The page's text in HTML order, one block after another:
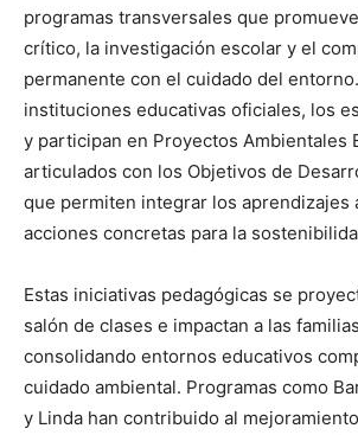
programas transversales que
crítico, la investigación escolar y el
permanente con el cuidado del
instituciones educativas oficiales, los
y participan en Proyectos Ambientales
articulados con los Objetivos de
que permiten integrar los aprendizajes
acciones concretas para la
Estas iniciativas pedagógicas se
salón de clases e impactan a las
consolidando entornos educativos
cuidado ambiental. Programas como
y Linda han contribuido al